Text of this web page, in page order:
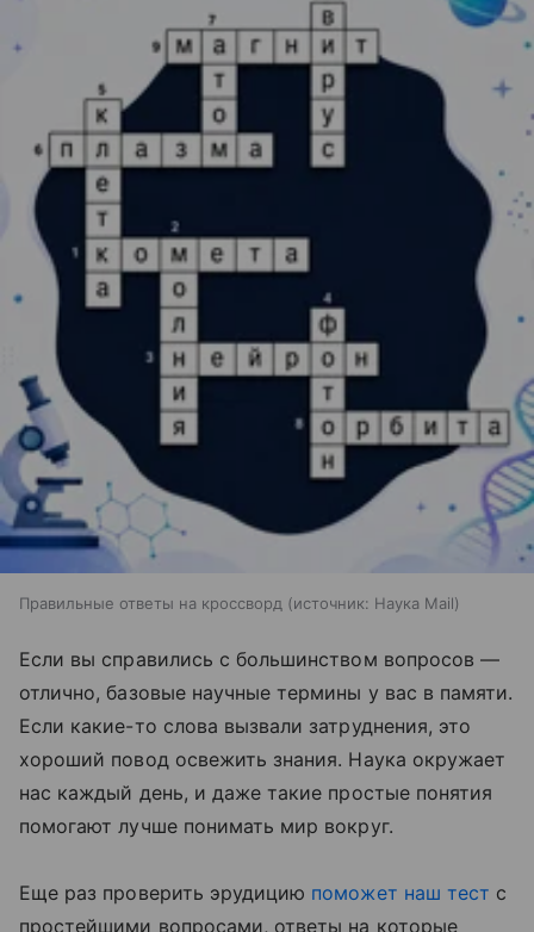
Правильные ответы на кроссворд источник: Наука Mail
Если вы справились с большинством вопросов —
отлично, базовые научные термины у вас в памяти.
Если какие-то слова вызвали затруднения, это
хороший повод освежить знания. Наука окружает
нас каждый день, и даже такие простые понятия
помогают лучше понимать мир вокруг.
Еще раз проверить эрудицию поможет наш тест с
простейшими вопросами, ответы на которые